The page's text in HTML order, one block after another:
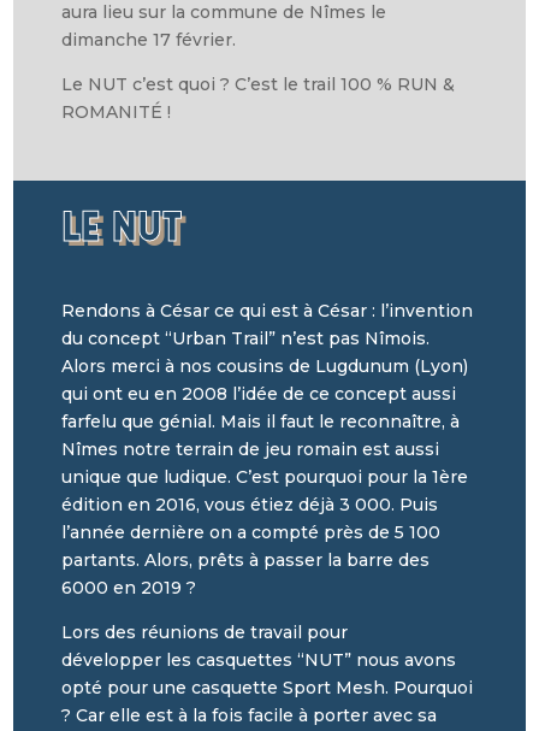
aura lieu sur la commune de Nîmes le
dimanche 17 février.
Le NUT c’est quoi ? C’est le trail100 % RUN &
ROMANITÉ !
LE NUT
Rendons à César ce qui est à César : l’invention
du concept “Urban Trail” n’est pas Nîmois.
Alors merci à nos cousins de Lugdunum (Lyon)
qui ont eu en 2008 l’idée de ce concept aussi
farfelu que génial. Mais il faut le reconnaître, à
Nîmes notre terrain de jeu romain est aussi
unique que ludique. C’est pourquoi pour la 1ère
édition en 2016, vous étiez déjà 3 000. Puis
l’année dernière on a compté près de 5 100
partants. Alors, prêts à passer la barre des
6000 en 2019 ?
Lors des réunions de travail pour
développer les casquettes “NUT” nous avons
opté pour une casquette Sport Mesh. Pourquoi
?Car elle est à la fois facile à porter avec sa